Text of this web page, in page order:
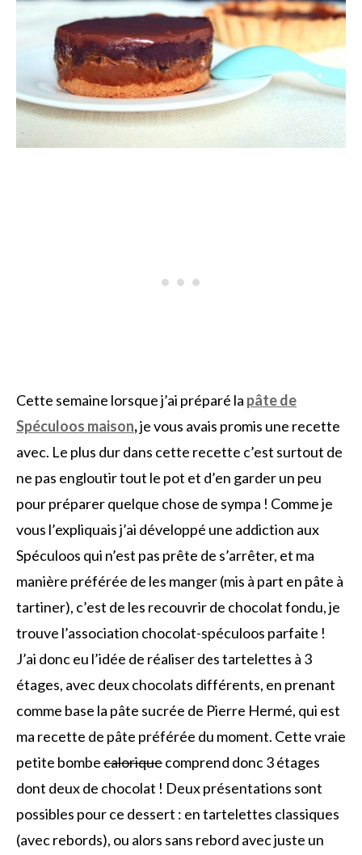
Cette semaine lorsque j’ai préparé la pâte de
Spéculoos maison,je vous avais promis une recette
avec. Le plus dur dans cette recette c’est surtout de
ne pas engloutir tout le pot et d’en garder un peu
pour préparer quelque chose de sympa ! Comme je
vous l’expliquais j’ai développé une addiction aux
Spéculoos qui n’est pas prête de s’arrêter, et ma
manière préférée de les manger (mis à part en pâte à
tartiner), c’est de les recouvrir de chocolat fondu, je
trouve l’association chocolat-spéculoos parfaite !
J’ai donc eu l’idée de réaliser des tartelettes à 3
étages, avec deux chocolats différents, en prenant
comme base la pâte sucrée de Pierre Hermé, qui est
ma recette de pâte préférée du moment. Cette vraie
petite bombecaloriquecomprend donc 3 étages
dont deux de chocolat ! Deux présentations sont
possibles pour ce dessert : en tartelettes classiques
(avec rebords), ou alors sans rebord avec juste un